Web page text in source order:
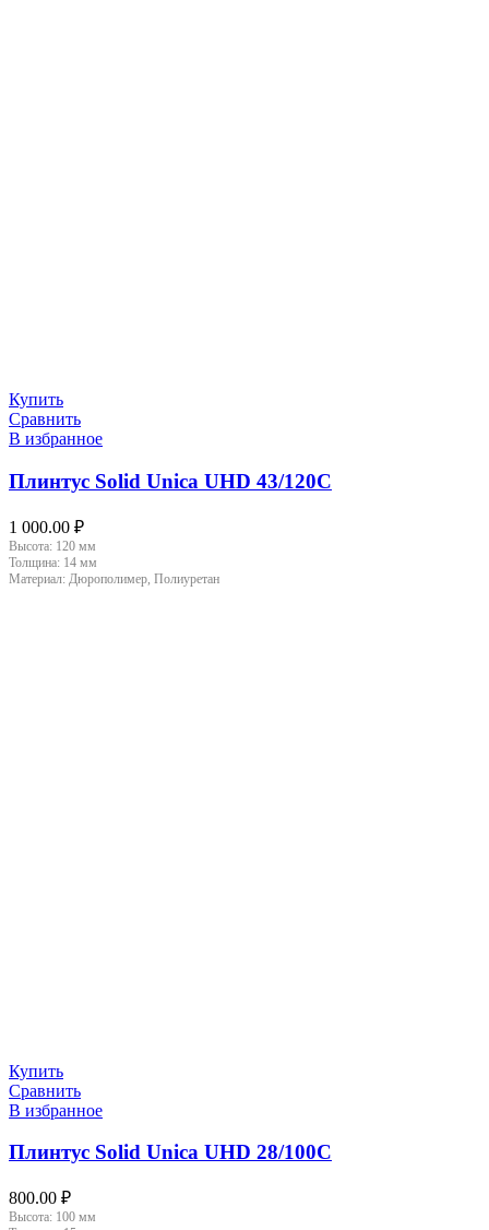
Купить
Сравнить
В избранное
Плинтус Solid Unica UHD 43/120C
1 000.00 ₽
Высота: 120 мм
Толщина: 14 мм
Материал: Дюрополимер, Полиуретан
Купить
Сравнить
В избранное
Плинтус Solid Unica UHD 28/100C
800.00 ₽
Высота: 100 мм